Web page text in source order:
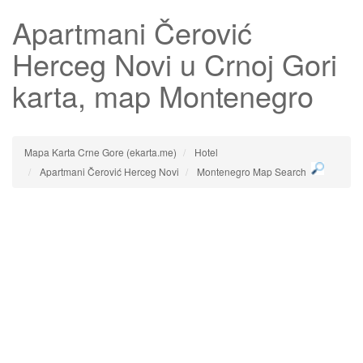
Apartmani Čerović
Herceg Novi u Crnoj Gori
karta, map Montenegro
Mapa Karta Crne Gore (ekarta.me)
Hotel
Apartmani Čerović Herceg Novi
Montenegro Map Search